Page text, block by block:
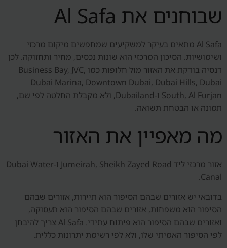
שבוחנים את Al Safa
Al Safa מתאים בעיקר למשקיעים שמחפשים מיקום מרכזי
ושימושיות. הסיכון המרכזי הוא שונות נכסים, מחיר ותחזוקה. לכן
דנסיה בודקת את האזור מול חלופות כמו Business Bay, JVC,
Dubai Marina, Downtown Dubai, Dubai Hills, Dubai
South, Al Furjan ו-Dubailand, ולא מקבלת החלטה לפי שם,
תמונה או הבטחת תשואה.
מה מאפיין את האזור
אזור מרכזי ליד Jumeirah, Sheikh Zayed Road ו-Dubai Water
Canal.
בדובאי יש אזורים שבהם הסיפור הוא תיירות, אזורים שבהם
הסיפור הוא משפחות, אזורים שבהם הסיפור הוא תעסוקה,
ואזורים שבהם הסיפור הוא פיתוח עתידי. Al Safa צריך להיבחן
לפי הסיפור האמיתי שלו, ולא לפי רשימת יתרונות כללית.